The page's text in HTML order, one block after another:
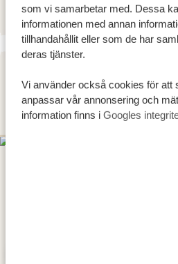
som vi samarbetar med. Dessa
informationen med annan
tillhandahållit eller som de har
deras tjänster.
Vi använder också cookies för att
anpassar vår annonsering och
information finns i Googles
DAG 2 - 4
MAFIA ISLAND